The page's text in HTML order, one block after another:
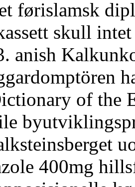
førislamsk
skull
anish
of the
400mg